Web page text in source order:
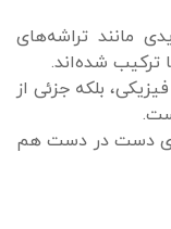
مانند تراشه‌های
بلکه جزئی از
دست در دست هم